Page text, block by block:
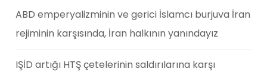
ABD emperyalizminin ve gerici İslamcı burjuva İran
rejiminin karşısında, İran halkının yanındayız
IŞİD artığı HTŞ çetelerinin saldırılarına karşı